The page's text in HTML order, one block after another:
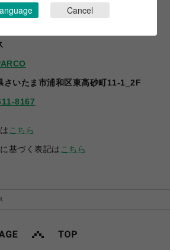
さいたま市浦和区東高砂町11-1_2F
8167
こちら
基づく表記は こちら
Cancel